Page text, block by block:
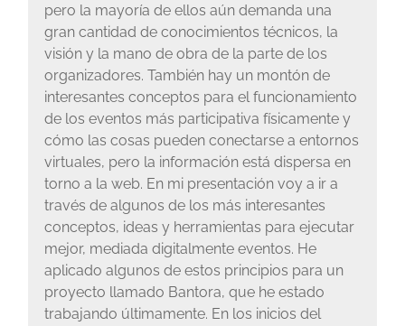
pero la mayoría de ellos aún demanda una
gran cantidad de conocimientos técnicos, la
visión y la mano de obra de la parte de los
organizadores. También hay un montón de
interesantes conceptos para el funcionamiento
de los eventos más participativa físicamente y
cómo las cosas pueden conectarse a entornos
virtuales, pero la información está dispersa en
torno a la web. En mi presentación voy a ir a
través de algunos de los más interesantes
conceptos, ideas y herramientas para ejecutar
mejor, mediada digitalmente eventos. He
aplicado algunos de estos principios para un
proyecto llamado Bantora, que he estado
trabajando últimamente. En los inicios del